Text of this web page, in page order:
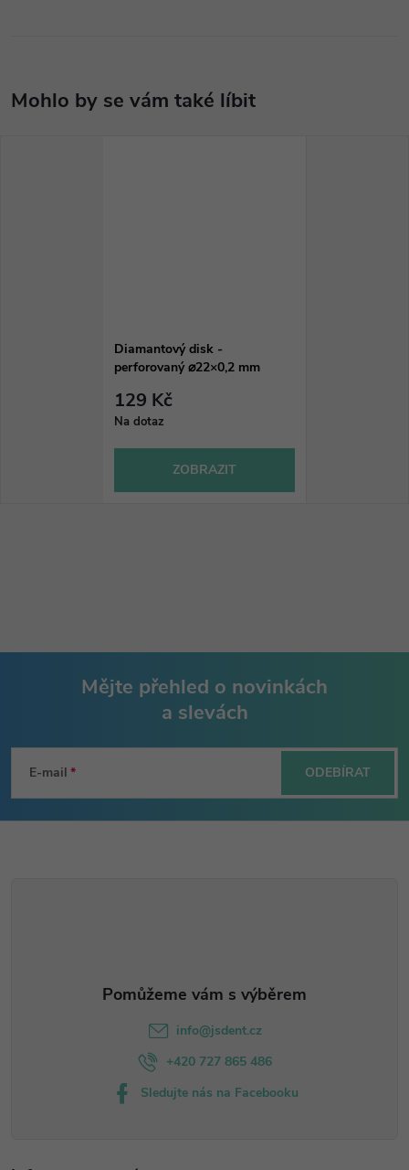
Diamantový disk -
perforovaný ⌀22×0,2 mm
129 Kč
Na dotaz
ZOBRAZIT
p
Mějte přehled o novinkách
a slevách
E-mail ODEBÍRAT
info@jsdent.cz
+420 727 865 486
Sledujte nás na Facebooku